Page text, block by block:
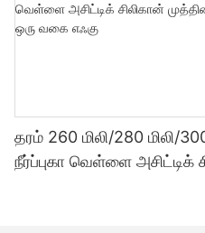
தரம் 260 மிலி/280 மிலி/
நீர்ப்புகா வெள்ளை அசிட்டிக்